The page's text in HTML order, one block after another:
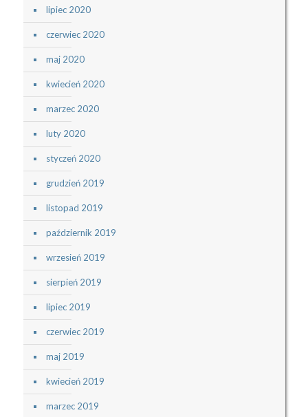
lipiec 2020
czerwiec 2020
maj 2020
kwiecień 2020
marzec 2020
luty 2020
styczeń 2020
grudzień 2019
listopad 2019
październik 2019
wrzesień 2019
sierpień 2019
lipiec 2019
czerwiec 2019
maj 2019
kwiecień 2019
marzec 2019